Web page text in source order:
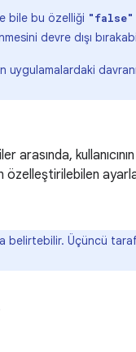
bile bu özelliği "false"
devre dışı
uygulamalardaki
arasında, kullanıcının
özelleştirilebilen
belirtebilir. Üçüncü